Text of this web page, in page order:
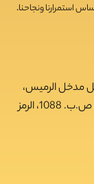
استمرارنا ونجاحنا.
مدخل الرميس،
بالقرب من دوار الفليج، شركة رجاء الخليج، ص.ب. 1088، الرمز